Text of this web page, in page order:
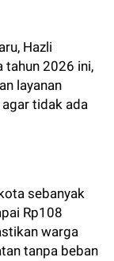
Hazli
tahun 2026 ini,
layanan
tidak ada
sebanyak
Rp108
warga
tanpa beban